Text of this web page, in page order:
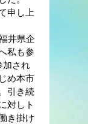
申し上
井県企
私も参
加され
め本市
引き続
対しト
き掛け